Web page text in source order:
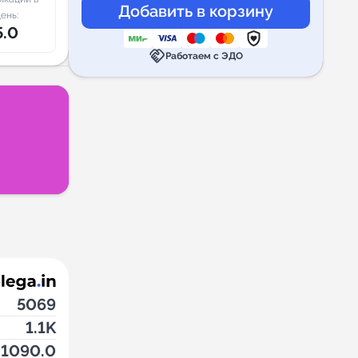
5069
1.1K
1090.0
handshakeРаботаем с ЭДО